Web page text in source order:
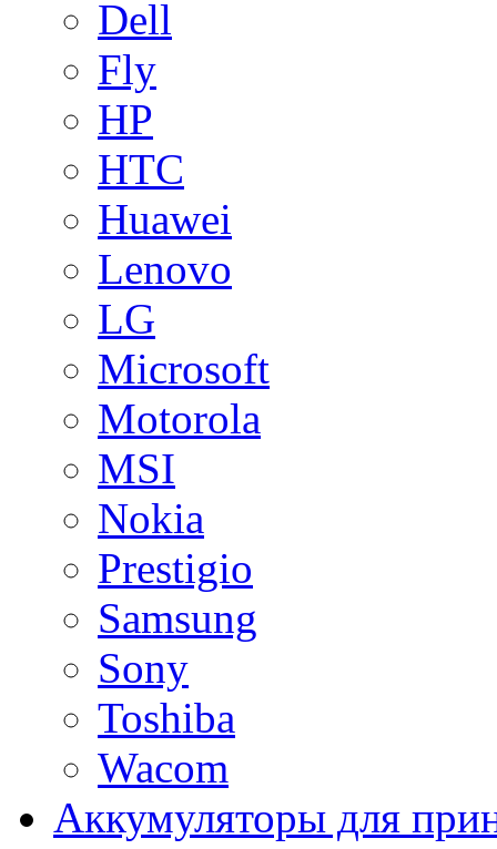
Dell
Fly
HP
HTC
Huawei
Lenovo
LG
Microsoft
Motorola
MSI
Nokia
Prestigio
Samsung
Sony
Toshiba
Wacom
Аккумуляторы для